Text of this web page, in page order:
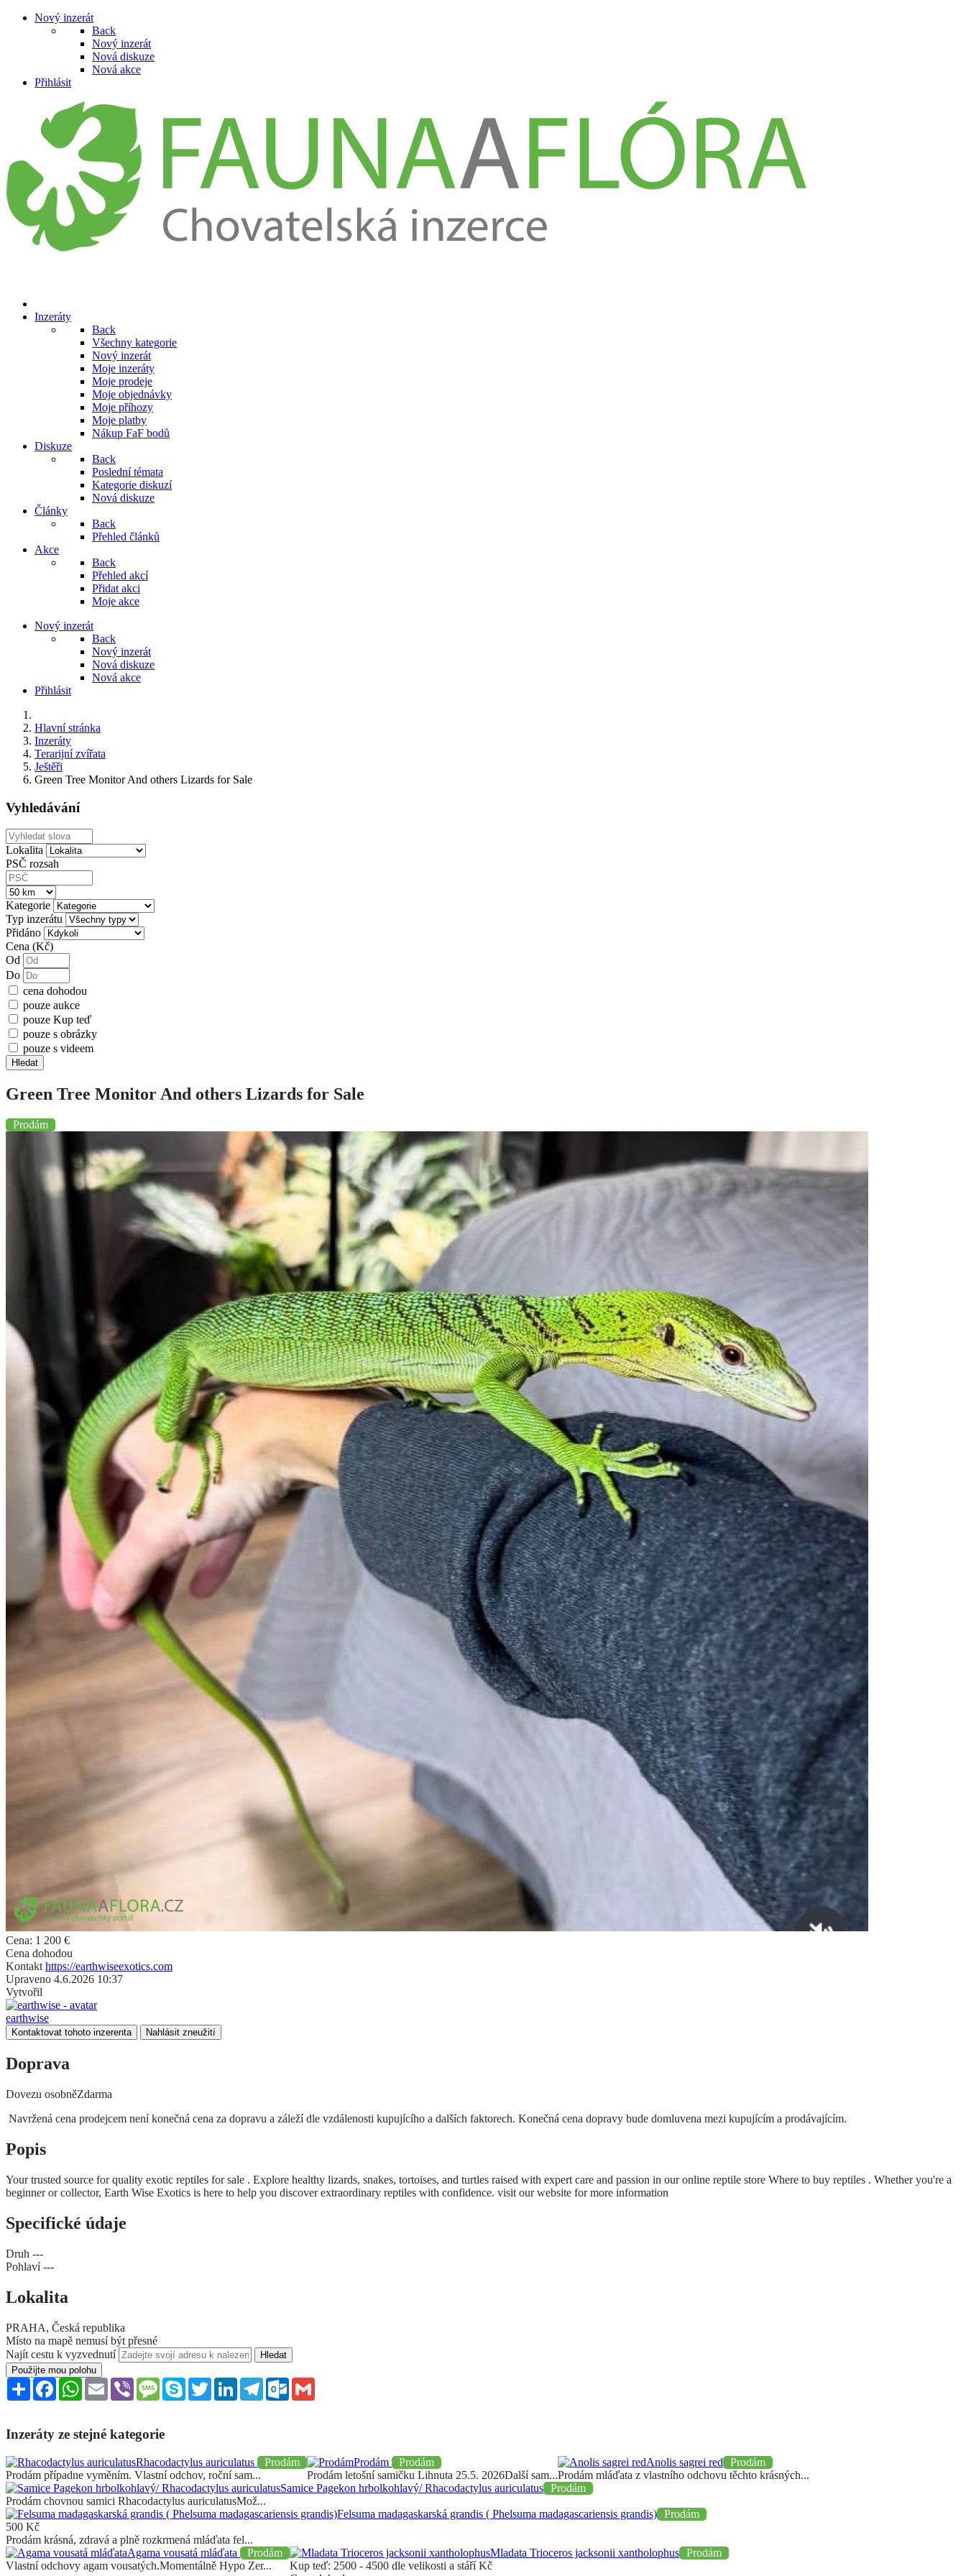
Nový inzerát
Back
Nový inzerát
Nová diskuze
Nová akce
Přihlásit
Inzeráty
Back
Všechny kategorie
Nový inzerát
Moje inzeráty
Moje prodeje
Moje objednávky
Moje příhozy
Moje platby
Nákup FaF bodů
Diskuze
Back
Poslední témata
Kategorie diskuzí
Nová diskuze
Články
Back
Přehled článků
Akce
Back
Přehled akcí
Přidat akci
Moje akce
Nový inzerát
Back
Nový inzerát
Nová diskuze
Nová akce
Přihlásit
Hlavní stránka
Inzeráty
Terarijní zvířata
Ještěři
Green Tree Monitor And others Lizards for Sale
Vyhledávání
Lokalita
PSČ rozsah
Kategorie
Typ inzerátu
Přidáno
Cena (Kč)
Od
Do
cena dohodou
pouze aukce
pouze Kup teď
pouze s obrázky
pouze s videem
Hledat
Green Tree Monitor And others Lizards for Sale
Prodám
Cena: 1 200 €
Cena dohodou
Kontakt https://earthwiseexotics.com
Upraveno 4.6.2026 10:37
Vytvořil
earthwise
Kontaktovat tohoto inzerenta Nahlásit zneužití
Doprava
Dovezu osobněZdarma
Navržená cena prodejcem není konečná cena za dopravu a záleží dle vzdálenosti kupujícího a dalších faktorech. Konečná cena dopravy bude domluvena mezi kupujícím a prodávajícím.
Popis
Your trusted source for quality exotic reptiles for sale . Explore healthy lizards, snakes, tortoises, and turtles raised with expert care and passion in our online reptile store Where to buy reptiles . Whether you're a
beginner or collector, Earth Wise Exotics is here to help you discover extraordinary reptiles with confidence. visit our website for more information
Specifické údaje
Druh ---
Pohlaví ---
Lokalita
PRAHA, Česká republika
Místo na mapě nemusí být přesné
Najít cestu k vyzvednutí
Použijte mou polohu
Sdílet FacebookWhatsApp
Email Viber MessageSkype TwitterLinkedInTelegramOutlook.com
Inzeráty ze stejné kategorie
Rhacodactylus auriculatus
Prodám
Prodám případne vyměním. Vlastní odchov, roční sam...
Prodám
Prodám
Prodám letošní samičku Lihnuta 25.5. 2026Další sam...
Anolis sagrei red
Prodám
Prodám mláďata z vlastního odchovu těchto krásných...
Samice Pagekon hrbolkohlavý/ Rhacodactylus auriculatus Prodám
Prodám chovnou samici Rhacodactylus auriculatusMož...
Felsuma madagaskarská grandis ( Phelsuma madagascariensis grandis) Prodám
500 Kč
Prodám krásná, zdravá a plně rozkrmená mláďata fel...
Agama vousatá mláďata
Prodám
Vlastní odchovy agam vousatých.Momentálně Hypo Zer...
Mladata Trioceros jacksonii xantholophus Prodám
Kup teď: 2500 - 4500 dle velikosti a stáří Kč